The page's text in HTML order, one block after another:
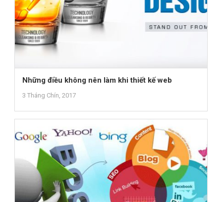
Những điều không nên làm khi thiết kế web
3 Tháng Chín, 2017